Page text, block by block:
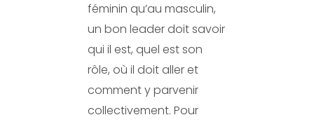
féminin qu’au masculin,
un bon leader doit savoir
qui il est, quel est son
rôle, où il doit aller et
comment y parvenir
collectivement. Pour